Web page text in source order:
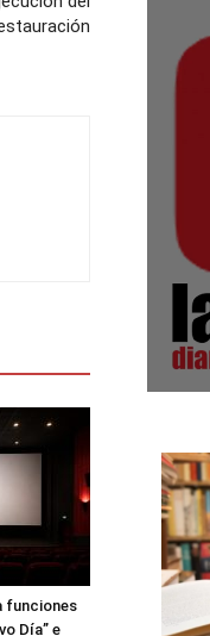
funciones
Día” e